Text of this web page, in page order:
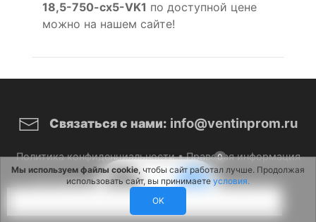
0
18,5-750-cx5-VK1 по доступной цене
можно на нашем сайте!
Связаться с нами: info@ventinprom.ru
Политика конфиденциальности•Правовая информация
© 2026 ВентИнПром. Все права защищены.
Мы используем файлы cookie, чтобы сайт работал лучше. Продолжая
использовать сайт, вы принимаете условия.
OK